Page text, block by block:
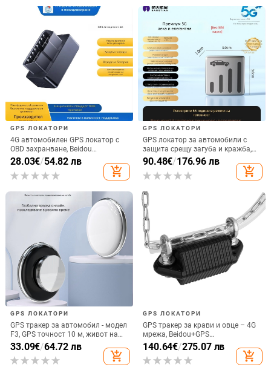
GPS ЛОКАТОРИ
4G автомобилен GPS локатор с
OBD захранване, Beidou
позициониране, Model D9,
антикрадешки тракер с аларми
за вибрация, загуба на
скорост
28.03€/54.82 лв
add_shopping_cart
GPS ЛОКАТОРИ
GPS локатор за автомобили с
защита срещу загуба и кражба,
проследяващо и записващо
устройство
90.48€/176.96 лв
add_shopping_cart
GPS ЛОКАТОРИ
GPS тракер за автомобил - модел
F3, GPS точност 10 м, живот на
батерията 180 дни,
водоустойчив, AMAP и Google
карти
33.09€/64.72 лв
add_shopping_cart
GPS ЛОКАТОРИ
GPS тракер за крави и овце – 4G
мрежа, Beidou+GPS
позициониране, IP68
водоустойчив, аларма за ограда,
дълъг живот на батерията
140.64€/275.07 лв
add_shopping_cart